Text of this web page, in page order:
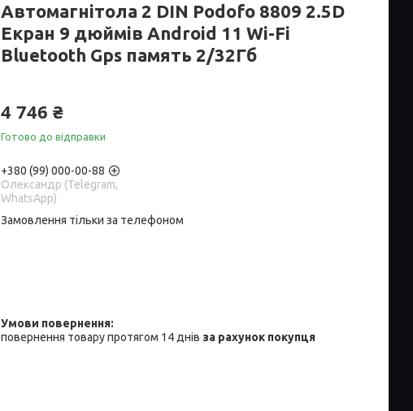
Автомагнітола 2 DIN Podofo 8809 2.5D
Екран 9 дюймів Android 11 Wi-Fi
Bluetooth Gps память 2/32Гб
4 746 ₴
Готово до відправки
+380 (99) 000-00-88
Олександр (Telegram,
WhatsApp)
Замовлення тільки за телефоном
повернення товару протягом 14 днів за рахунок покупця